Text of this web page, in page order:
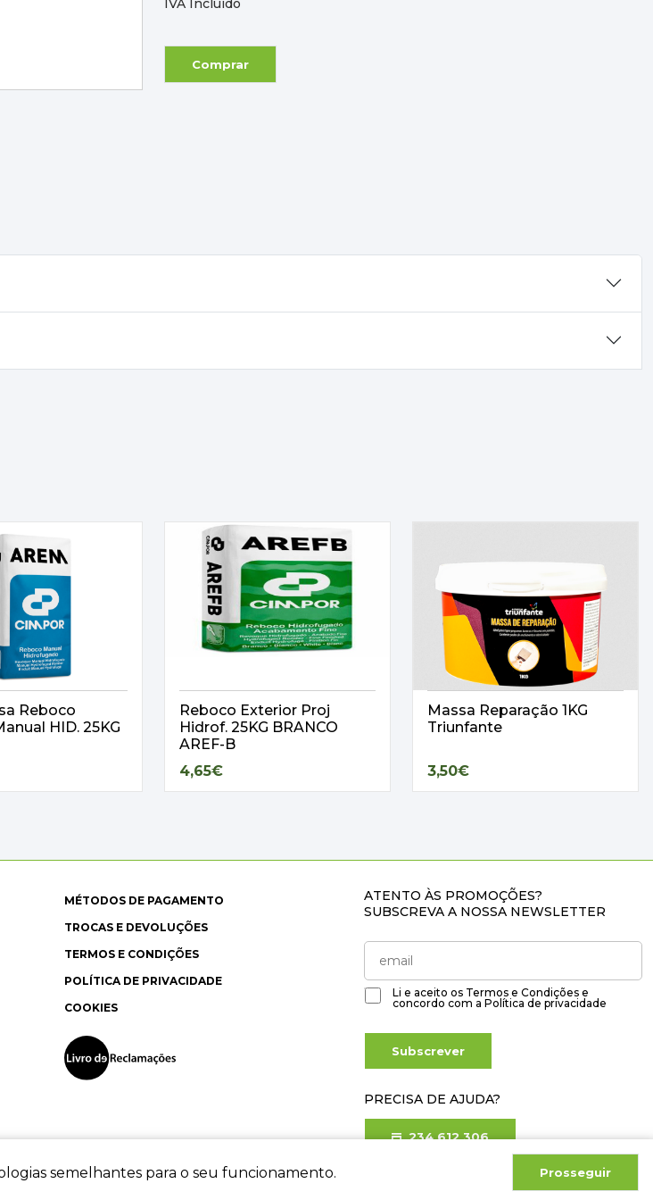
IVA Incluído
Comprar
Reboco
HID. 25KG
Reboco Exterior Proj
Hidrof. 25KG BRANCO
AREF-B
4,65€
Massa Reparação 1KG
Triunfante
3,50€
semelhantes para o seu funcionamento. Prosseguir
MÉTODOS DE PAGAMENTO
TROCAS E DEVOLUÇÕES
TERMOS E CONDIÇÕES
POLÍTICA DE PRIVACIDADE
COOKIES
ATENTO ÀS PROMOÇÕES?
SUBSCREVA A NOSSA NEWSLETTER
Li e aceito os Termos e Condições e
concordo com a Política de privacidade
Subscrever
PRECISA DE AJUDA?
234 612 306